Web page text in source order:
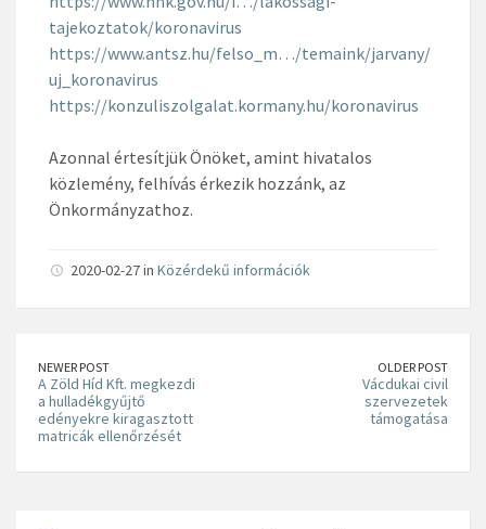
tajekoztatok/koronavirus
https://www.antsz.hu/felso_m…/temaink/jarvany/
uj_koronavirus
https://konzuliszolgalat.kormany.hu/koronavirus
Azonnal értesítjük Önöket, amint hivatalos
közlemény, felhívás érkezik hozzánk, az
Önkormányzathoz.
2020-02-27 in Közérdekű információk
NEWER POST
A Zöld Híd Kft. megkezdi
a hulladékgyűjtő
edényekre kiragasztott
matricák ellenőrzését
OLDER POST
Vácdukai civil
szervezetek
támogatása